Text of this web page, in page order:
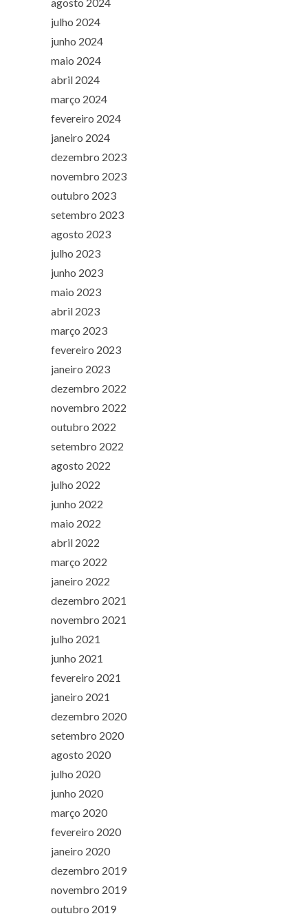
julho 2024
junho 2024
maio 2024
abril 2024
março 2024
fevereiro 2024
janeiro 2024
dezembro 2023
novembro 2023
outubro 2023
setembro 2023
agosto 2023
julho 2023
junho 2023
maio 2023
abril 2023
março 2023
fevereiro 2023
janeiro 2023
dezembro 2022
novembro 2022
outubro 2022
setembro 2022
agosto 2022
julho 2022
junho 2022
maio 2022
abril 2022
março 2022
janeiro 2022
dezembro 2021
novembro 2021
julho 2021
junho 2021
fevereiro 2021
janeiro 2021
dezembro 2020
setembro 2020
agosto 2020
julho 2020
junho 2020
março 2020
fevereiro 2020
janeiro 2020
dezembro 2019
novembro 2019
outubro 2019